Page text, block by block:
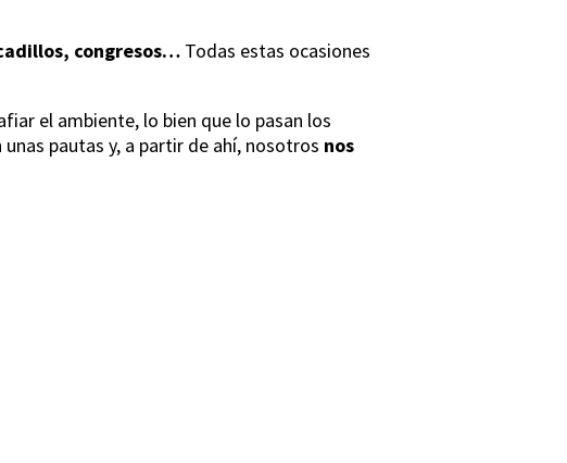
congresos… Todas estas ocasiones
el ambiente, lo bien que lo pasan los
pautas y, a partir de ahí, nosotros nos